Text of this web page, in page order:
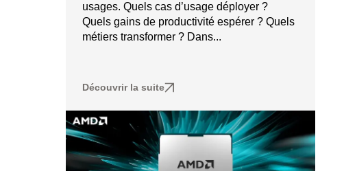
usages. Quels cas d’usage déployer ?
Quels gains de productivité espérer ? Quels
métiers transformer ? Dans...
Découvrir la suite